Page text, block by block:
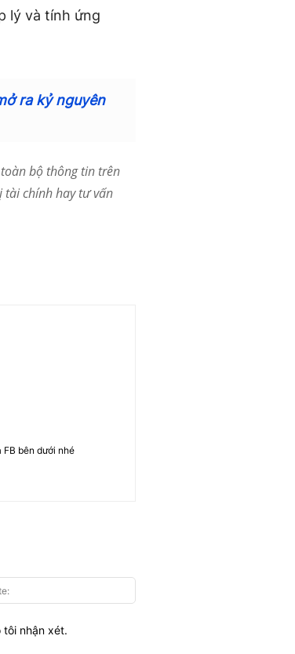
lý và tính ứng
ra kỷ nguyên
bộ thông tin trên
tài chính hay tư vấn
bên dưới nhé
nhận xét.